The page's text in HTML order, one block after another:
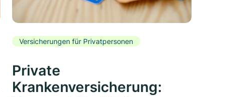
Versicherungen für Privatpersonen
Private
Krankenversicherung: